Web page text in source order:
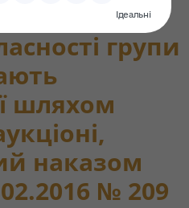
групи
шляхом
наказом
№ 209